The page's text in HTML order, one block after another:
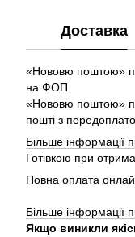
Доставка
«Нововю поштою»
на ФОП
«Нововю поштою»
пошті з
Більше інформації
Готівкою при
Повна оплата
Більше інформації
Якщо виникли